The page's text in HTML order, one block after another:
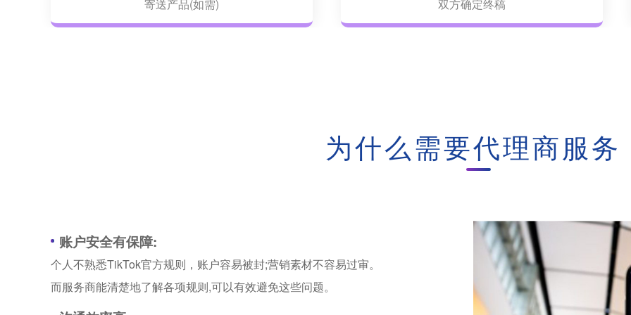
寄送产品(如需) 双方确定终稿
为什么需要代理商服务
账户安全有保障:
个人不熟悉TikTok官方规则，账户容易被封;营销素材不容易过审。
而服务商能清楚地了解各项规则,可以有效避免这些问题。